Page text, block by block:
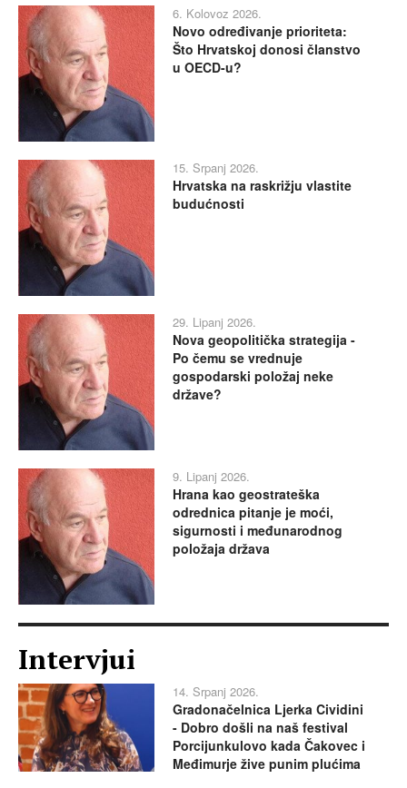
6. Kolovoz 2026.
Novo određivanje prioriteta:
Što Hrvatskoj donosi članstvo
u OECD-u?
15. Srpanj 2026.
Hrvatska na raskrižju vlastite
budućnosti
29. Lipanj 2026.
Nova geopolitička strategija -
Po čemu se vrednuje
gospodarski položaj neke
države?
9. Lipanj 2026.
Hrana kao geostrateška
odrednica pitanje je moći,
sigurnosti i međunarodnog
položaja država
Intervjui
14. Srpanj 2026.
Gradonačelnica Ljerka Cividini
- Dobro došli na naš festival
Porcijunkulovo kada Čakovec i
Međimurje žive punim plućima